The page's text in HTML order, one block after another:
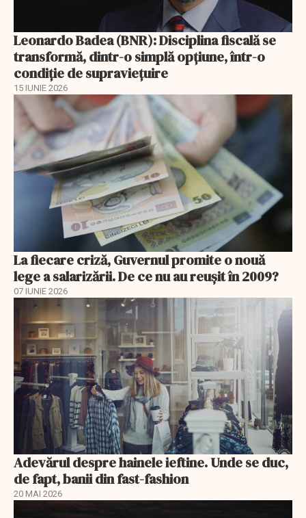
Leonardo Badea (BNR): Disciplina fiscală se
transformă, dintr-o simplă opțiune, într-o
condiție de supraviețuire
15 IUNIE 2026
La fiecare criză, Guvernul promite o nouă
lege a salarizării. De ce nu au reușit în 2009?
07 IUNIE 2026
Adevărul despre hainele ieftine. Unde se duc,
de fapt, banii din fast-fashion
20 MAI 2026